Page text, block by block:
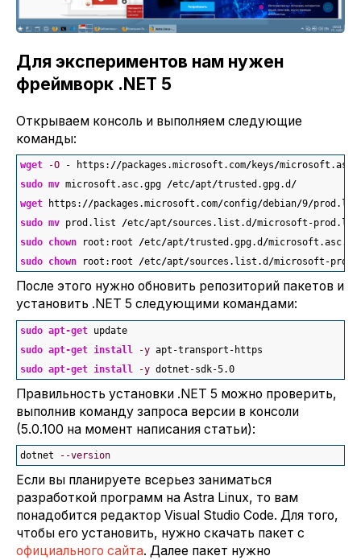
Для экспериментов нам нужен
фреймворк .NET 5
Открываем консоль и выполняем следующие
команды:
wget -O - https: //packages.microsoft.com/keys/microsoft.asc
sudo mv microsoft.asc.gpg /etc/apt/trusted.gpg.d /
wget https: //packages.microsoft.com/config/debian/9/
sudo mv prod.list /etc/apt/sources.list.d /microsoft-
sudo chown root:root /etc/apt/trusted.gpg.d /
sudo chown root:root /etc/apt/sources.list.d /microsoft-
После этого нужно обновить репозиторий пакетов и
установить .NET 5 следующими командами:
sudo apt-get update
sudo apt-get install -y apt-transport-https
sudo apt-get install -y dotnet-sdk-5.0
Правильность установки .NET 5 можно проверить,
выполнив команду запроса версии в консоли
(5.0.100 на момент написания статьи):
dotnet --version
Если вы планируете всерьез заниматься
разработкой программ на Astra Linux, то вам
понадобится редактор Visual Studio Code. Для того,
чтобы его установить, нужно скачать пакет с
официального сайта. Далее пакет нужно